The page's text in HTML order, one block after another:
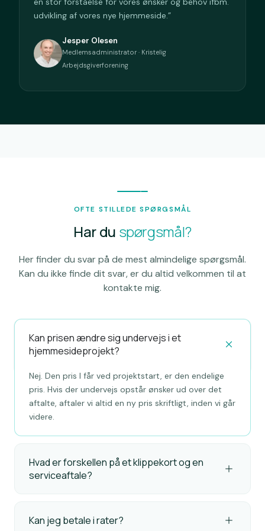
udvikling af vores nye hjemmeside.”
Jesper Olesen
Medlemsadministrator · Kristelig
Arbejdsgiverforening
OFTE STILLEDE SPØRGSMÅL
Har du spørgsmål?
Her finder du svar på de mest almindelige spørgsmål.
Kan du ikke finde dit svar, er du altid velkommen til at
kontakte mig.
Kan prisen ændre sig undervejs i et
hjemmesideprojekt?
Nej. Den pris I får ved projektstart, er den endelige
pris. Hvis der undervejs opstår ønsker ud over det
aftalte, aftaler vi altid en ny pris skriftligt, inden vi går
videre.
Hvad er forskellen på et klippekort og en
serviceaftale?
Kan jeg betale i rater?